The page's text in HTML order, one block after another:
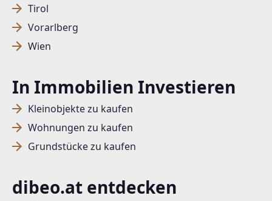
Tirol
Vorarlberg
Wien
In Immobilien Investieren
Kleinobjekte zu kaufen
Wohnungen zu kaufen
Grundstücke zu kaufen
dibeo.at entdecken